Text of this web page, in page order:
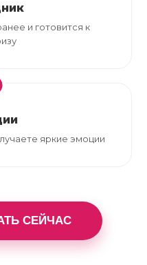
и готовится к
яркие эмоции
СЕЙЧАС